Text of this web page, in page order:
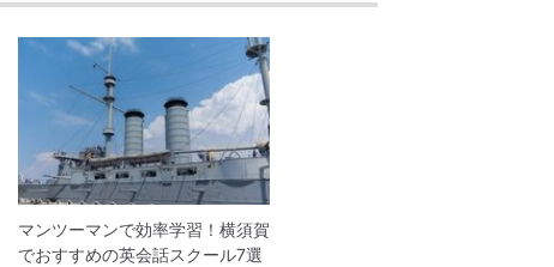
マンツーマンで効率学習！横須賀
でおすすめの英会話スクール7選